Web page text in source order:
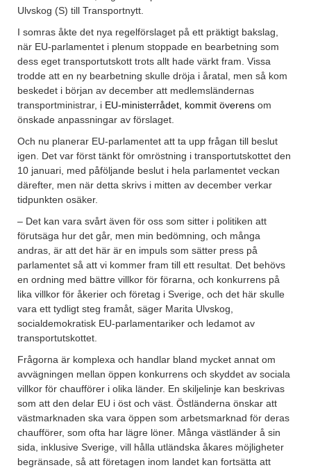
Ulvskog (S) till Transportnytt.
I somras åkte det nya regelförslaget på ett präktigt bakslag,
när EU-parlamentet i plenum stoppade en bearbetning som
dess eget transportutskott trots allt hade värkt fram. Vissa
trodde att en ny bearbetning skulle dröja i åratal, men så kom
beskedet i början av december att medlemsländernas
transportministrar, i EU-ministerrådet, kommit överens om
önskade anpassningar av förslaget.
Och nu planerar EU-parlamentet att ta upp frågan till beslut
igen. Det var först tänkt för omröstning i transportutskottet den
10 januari, med påföljande beslut i hela parlamentet veckan
därefter, men när detta skrivs i mitten av december verkar
tidpunkten osäker.
– Det kan vara svårt även för oss som sitter i politiken att
förutsäga hur det går, men min bedömning, och många
andras, är att det här är en impuls som sätter press på
parlamentet så att vi kommer fram till ett resultat. Det behövs
en ordning med bättre villkor för förarna, och konkurrens på
lika villkor för åkerier och företag i Sverige, och det här skulle
vara ett tydligt steg framåt, säger Marita Ulvskog,
socialdemokratisk EU-parlamentariker och ledamot av
transportutskottet.
Frågorna är komplexa och handlar bland mycket annat om
avvägningen mellan öppen konkurrens och skyddet av sociala
villkor för chaufförer i olika länder. En skiljelinje kan beskrivas
som att den delar EU i öst och väst. Östländerna önskar att
västmarknaden ska vara öppen som arbetsmarknad för deras
chaufförer, som ofta har lägre löner. Många västländer å sin
sida, inklusive Sverige, vill hålla utländska åkares möjligheter
begränsade, så att företagen inom landet kan fortsätta att